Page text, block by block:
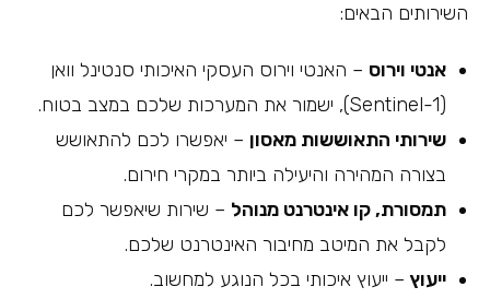
השירותים הבאים:
אנטי וירוס – האנטי וירוס העסקי האיכותי סנטינל וואן
(Sentinel-1), ישמור את המערכות שלכם במצב בטוח.
שירותי התאוששות מאסון – יאפשרו לכם להתאושש
בצורה המהירה והיעילה ביותר במקרי חירום.
תמסורת, קו אינטרנט מנוהל – שירות שיאפשר לכם
לקבל את המיטב מחיבור האינטרנט שלכם.
ייעוץ – ייעוץ איכותי בכל הנוגע למחשוב.